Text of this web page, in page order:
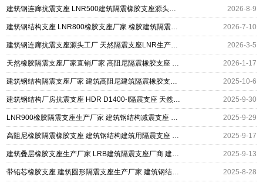
建筑钢连廊抗震支座 LNR500建筑隔震橡胶支座源头工厂 抗震减振支座厂家 2026-8-9
建筑钢结构支座 LNR800橡胶支座厂家 橡胶建筑隔震支座厂家电话 2026-7-10
建筑钢连廊抗震支座源头工厂 天然隔震支座LNR生产厂家 LNR水平分散力橡胶隔震支座 2026-3-5
天然橡胶隔震支座厂家直销厂家 高阻尼隔震橡胶支座 建筑钢连廊抗震支座厂家 2026-1-17
建筑钢结构隔震支座厂家 建筑高阻尼建筑隔震橡胶支座 铅芯橡胶隔震支座生产厂家 2025-10-6
建筑钢结构厂房抗震支座 HDR D1400-I隔震支座 天然胶橡胶支座 2025-9-30
LNR900橡胶隔震支座生产厂家 建筑钢结构减震支座 LRB900铅芯橡胶隔震支座 2025-9-29
高阻尼橡胶隔震橡胶支座 建筑钢结构建筑用隔震支座 LRB1500支座 2025-9-17
建筑叠层橡胶支座生产厂家 LRB建筑隔震支座厂商 建筑钢结构隔震支座生产厂家 2025-9-13
带铅芯橡胶支座 建筑圆形隔震支座生产厂家 建筑钢结构抗震支座生产厂家 2025-8-28